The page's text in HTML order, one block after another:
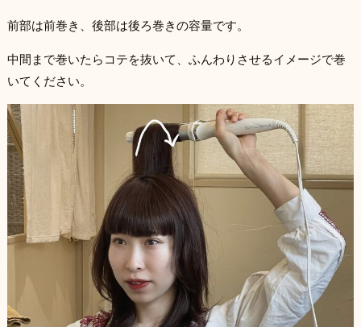
前部は前巻き、後部は後ろ巻きの容量です。
中間まで巻いたらコテを抜いて、ふんわりさせるイメージで巻
いてください。